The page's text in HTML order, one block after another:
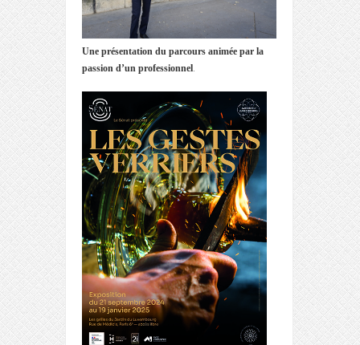
Une présentation du parcours animée par la
passion d’un professionnel.